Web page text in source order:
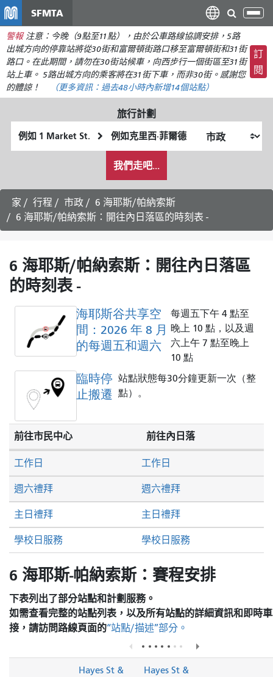
主
要
內
容
SFMTA
切
導
航
警報 注意：今晚（9點至11點），由於公車路線協調安排，5路
出城方向的停靠站將從30街和富爾頓街路口移至富爾頓街和31街
路口。在此期間，請勿在30街站候車，向西步行一個街區至31街
站上車。 5路出城方向的乘客將在31街下車，而非30街。感謝您
的體諒！
（更多資訊： 過去48小時內新增14個站點）
訂
閱
旅行計劃
起
始
終
點
我
希
望
的
旅
行
式
我們走吧...
家 行程 市政
6 海耶斯/帕納索斯
6 海耶斯/帕納索斯：開往內日落區的時刻表 -
6 海耶斯/帕納索斯：開往內日落區
的時刻表 -
海耶斯谷共享空
間：2026 年 8 月
的每週五和週六
每週五下午 4 點至
晚上 10 點，以及週
六上午 7 點至晚上
10 點
臨時停
止搬遷
站點狀態每30分鐘更新一次（整
點）。
前往市民中心 前往內日落
週六禮拜 週六禮拜
主日禮拜 主日禮拜
工作日 工作日
學校日服務 學校日服務
6 海耶斯-帕納索斯：賽程安排
下表列出了部分站點和計劃服務。
如需查看完整的站點列表，以及所有站點的詳細資訊和即時
接，請訪問路線頁面的“站點/描述”部分。
Hayes St &
Hayes St &